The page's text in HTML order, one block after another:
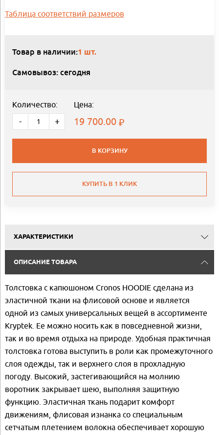
Таблица соответствий размеров
Товар в наличии:1 шт.
Самовывоз: сегодня
Количество:
- +
Цена:
19 700.00
В КОРЗИНУ
КУПИТЬ В 1 КЛИК
ХАРАКТЕРИСТИКИ
ОПИСАНИЕ ТОВАРА
Толстовка с капюшоном Cronos HOODIE сделана из
эластичной ткани на флисовой основе и является
одной из самых универсальных вещей в ассортименте
Kryptek. Ее можно носить как в повседневной жизни,
так и во время отдыха на природе. Удобная практичная
толстовка готова выступить в роли как промежуточного
слоя одежды, так и верхнего слоя в прохладную
погоду. Высокий, застегивающийся на молнию
воротник закрывает шею, выполняя защитную
функцию. Эластичная ткань подарит комфорт
движениям, флисовая изнанка со специальным
сетчатым плетением волокна обеспечивает хорошую